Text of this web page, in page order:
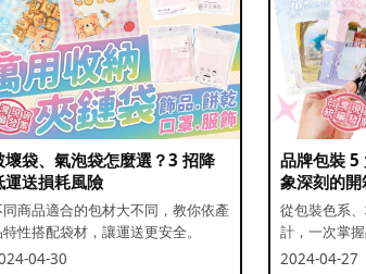
壞袋、氣泡袋怎麼選？3 招降
運送損耗風險
同商品適合的包材大不同，教你依產
性搭配袋材，讓運送更安全。
04-30
品牌包裝 5
象深刻的
從包裝色系
計，一次掌
2024-04-27